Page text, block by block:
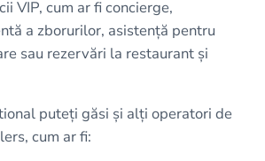
VIP, cum ar fi concierge,
a zborurilor, asistență pentru
sau rezervări la restaurant și
puteți găsi și alți operatori de
cum ar fi: